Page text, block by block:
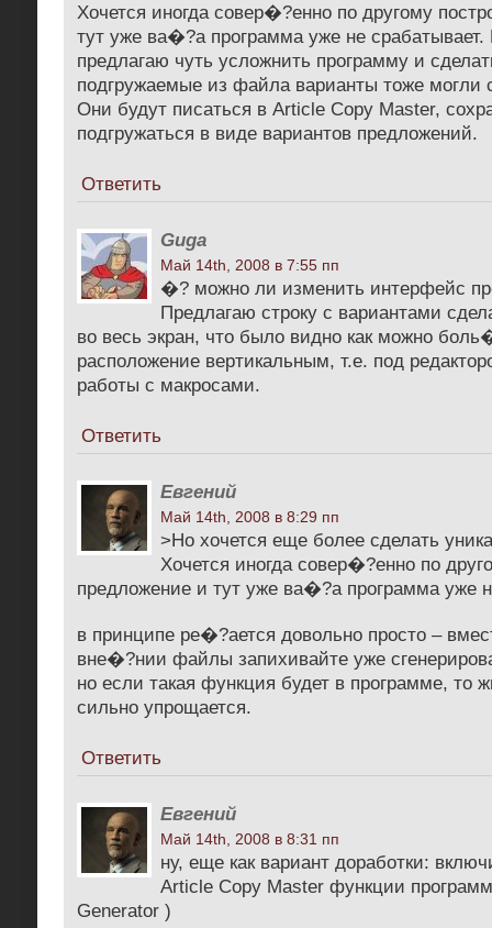
Хочется иногда совер�?енно по другому
тут уже ва�?а программа уже не срабатывает.
предлагаю чуть усложнить программу и
подгружаемые из файла варианты тоже могли
Они будут писаться в Article Copy Master,
подгружаться в виде вариантов предложений.
Ответить
Guga
Май 14th, 2008 в 7:55 пп
�? можно ли изменить интерфейс
Предлагаю строку с вариантами
во весь экран, что было видно как можно
расположение вертикальным, т.е. под
работы с макросами.
Ответить
Евгений
Май 14th, 2008 в 8:29 пп
>Но хочется еще более сделать
Хочется иногда совер�?енно по
предложение и тут уже ва�?а программа уже
в принципе ре�?ается довольно просто –
вне�?нии файлы запихивайте уже
но если такая функция будет в программе, то
сильно упрощается.
Ответить
Евгений
Май 14th, 2008 в 8:31 пп
ну, еще как вариант доработки:
Article Copy Master функции
Generator )